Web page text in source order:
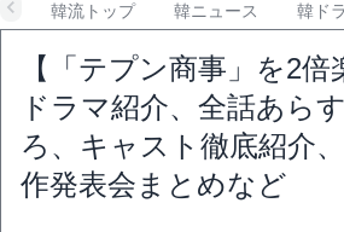
韓流トップ 韓ニュース 韓ド
【「テプン商事」を2倍
ドラマ紹介、全話あら
ろ、キャスト徹底紹介
作発表会まとめなど